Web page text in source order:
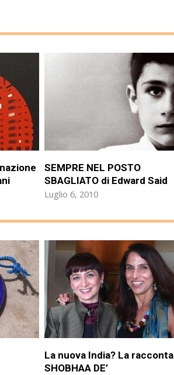
SEMPRE NEL POSTO
SBAGLIATO di Edward Said
Luglio 6, 2010
La nuova India? La racconta
SHOBHAA DE’